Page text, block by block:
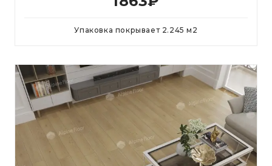
Упаковка покрывает 2.245 м 2